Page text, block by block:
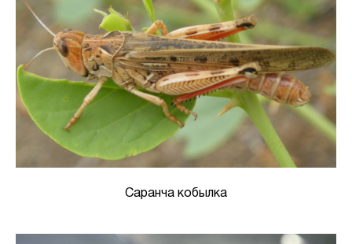
Саранча кобылка